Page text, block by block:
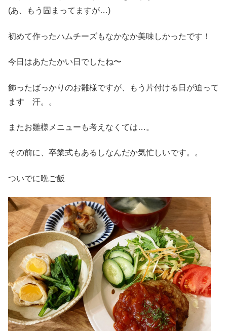
(あ、もう固まってますが…)
初めて作ったハムチーズもなかなか美味しかったです！
今日はあたたかい日でしたね〜
飾ったばっかりのお雛様ですが、もう片付ける日が迫って
ます 汗。。
またお雛様メニューも考えなくては…。
その前に、卒業式もあるしなんだか気忙しいです。。
ついでに晩ご飯